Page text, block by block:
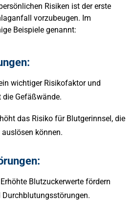
Risiken ist der erste
vorzubeugen. Im
Beispiele genannt:
wichtiger Risikofaktor und
Gefäßwände.
das Risiko für Blutgerinnsel, die
können.
Erhöhte Blutzuckerwerte fördern